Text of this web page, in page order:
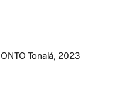
ONTO Tonalá, 2023